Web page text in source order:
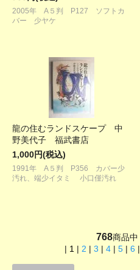
2005年 A５判 P127 ソフトカ
バー 少ヤケ
龍の住むランドスケープ 中
野美代子 福武書店
1,000円(税込)
1991年 A５判 P356 カバー少
汚れ、端少イタミ 小口僅汚れ
768商品中
| 1 | 2 | 3 | 4 | 5 | 6 |